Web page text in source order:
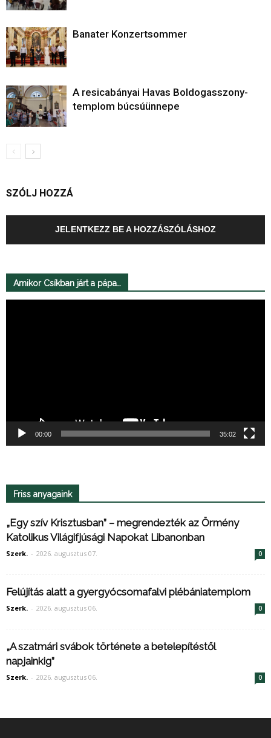
Banater Konzertsommer
A resicabányai Havas Boldogasszony-
templom búcsúünnepe
SZÓLJ HOZZÁ
JELENTKEZZ BE A HOZZÁSZÓLÁSHOZ
Amikor Csíkban járt a pápa…
00:00 35:02
Friss anyagaink
„Egy szív Krisztusban” – megrendezték az Örmény
Katolikus Világifjúsági Napokat Libanonban
Szerk. - 2026. augusztus 07. 0
Felújítás alatt a gyergyócsomafalvi plébániatemplom
Szerk. - 2026. augusztus 06. 0
„A szatmári svábok története a betelepítéstől
napjainkig”
Szerk. - 2026. augusztus 06. 0